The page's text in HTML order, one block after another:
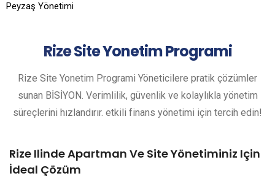
Peyzaş Yönetimi
RizeSite Yonetim Programi
Rize Site Yonetim Programi Yöneticilere pratik çözümler
sunan BİSİYON. Verimlilik, güvenlik ve kolaylıkla yönetim
süreçlerini hızlandırır. etkili finans yönetimi için tercih edin!
Rize Ilinde Apartman Ve Site Yönetiminiz Için
İdeal Çözüm